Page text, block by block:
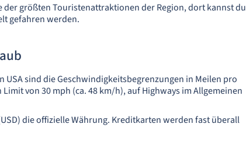
der größten Touristenattraktionen der Region, dort kannst du
gefahren werden.
USA sind die Geschwindigkeitsbegrenzungen in Meilen pro
von 30 mph (ca. 48 km/h), auf Highways im Allgemeinen
die offizielle Währung. Kreditkarten werden fast überall